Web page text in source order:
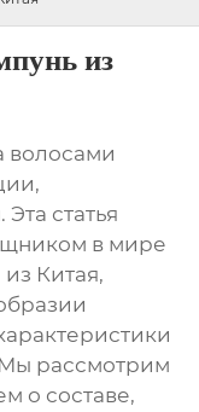
из
волосами
статья
в мире
Китая,
рассмотрим
о составе,